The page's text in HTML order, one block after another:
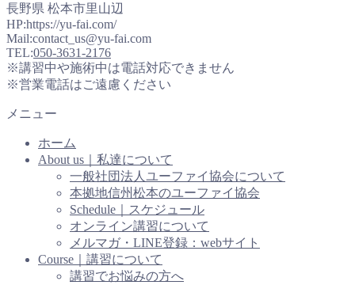
長野県 松本市里山辺
HP:https://yu-fai.com/
Mail:contact_us@yu-fai.com
TEL:050-3631-2176
※講習中や施術中は電話対応できません
※営業電話はご遠慮ください
メニュー
ホーム
About us｜私達について
一般社団法人ユーファイ協会について
本拠地信州松本のユーファイ協会
Schedule｜スケジュール
オンライン講習について
メルマガ・LINE登録：webサイト
Course｜講習について
講習でお悩みの方へ